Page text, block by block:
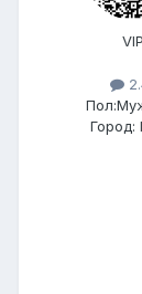
VIP
Пол:
Город: